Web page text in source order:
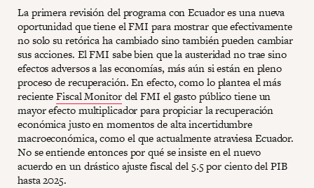
La primera revisión del programa con Ecuador es una nueva
oportunidad que tiene el FMI para mostrar que efectivamente
no solo su retórica ha cambiado sino también pueden cambiar
sus acciones. El FMI sabe bien que la austeridad no trae sino
efectos adversos a las economías, más aún si están en pleno
proceso de recuperación. En efecto, como lo plantea el más
recienteFiscal Monitordel FMI el gasto público tiene un
mayor efecto multiplicador para propiciar la recuperación
económica justo en momentos de alta incertidumbre
macroeconómica, como el que actualmente atraviesa Ecuador.
No se entiende entonces por qué se insiste en el nuevo
acuerdo en un drástico ajuste fiscal del 5.5 por ciento del PIB
hasta 2025.